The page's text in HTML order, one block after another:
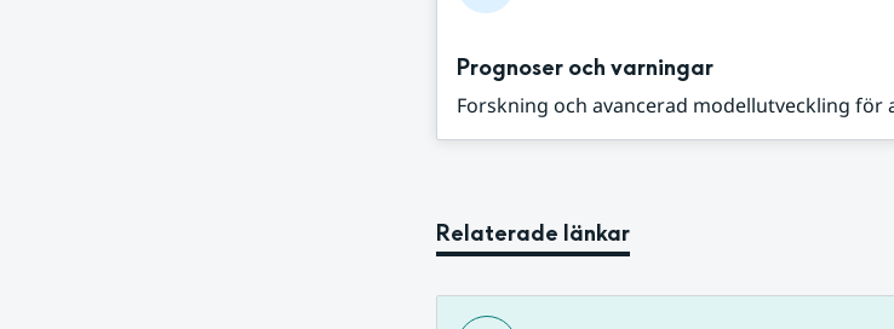
Prognoser och varningar
Forskning och avancerad modellutveckling för
Relaterade länkar